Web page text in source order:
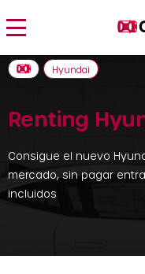
Renting
Consigue el nuevo
mercado, sin pagar
incluidos
Hyundai